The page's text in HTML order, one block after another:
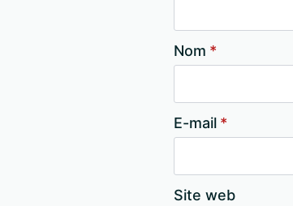
Nom *
E-mail *
Site web